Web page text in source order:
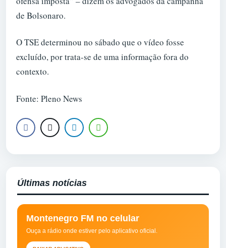
de Bolsonaro.
O TSE determinou no sábado que o vídeo fosse
excluído, por trata-se de uma informação fora do
contexto.
Fonte: Pleno News
Últimas notícias
Montenegro FM no celular
Ouça a rádio onde estiver pelo aplicativo oficial.